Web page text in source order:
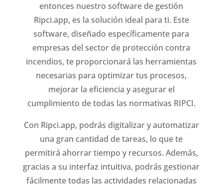
entonces nuestro software de gestión
Ripci.app, es la solución ideal para ti. Este
software, diseñado específicamente para
empresas del sector de protección contra
incendios, te proporcionará las herramientas
necesarias para optimizar tus procesos,
mejorar la eficiencia y asegurar el
cumplimiento de todas las normativas RIPCI.
Con Ripci.app, podrás digitalizar y automatizar
una gran cantidad de tareas, lo que te
permitirá ahorrar tiempo y recursos. Además,
gracias a su interfaz intuitiva, podrás gestionar
fácilmente todas las actividades relacionadas